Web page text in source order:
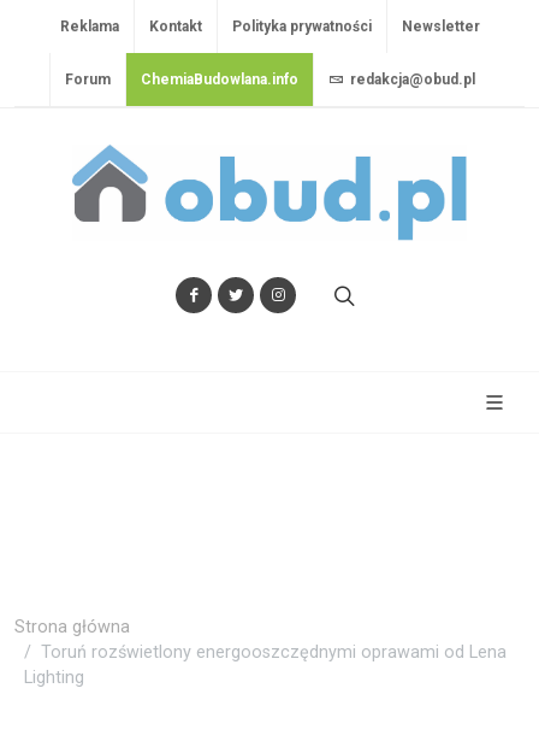
Reklama Kontakt Polityka prywatności Newsletter
Forum ChemiaBudowlana.info redakcja@obud.pl
Strona główna
Toruń rozświetlony energooszczędnymi oprawami od Lena
Lighting